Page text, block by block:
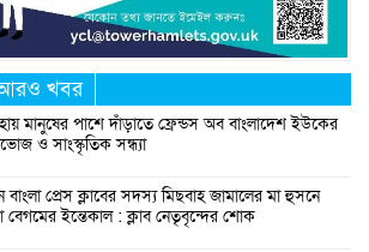
আরও খবর
মানুষের পাশে দাঁড়াতে ফ্রেন্ডস অব বাংলাদেশ ইউকের
ও সাংস্কৃতিক সন্ধ্যা
বাংলা প্রেস ক্লাবের সদস্য মিছবাহ জামালের মা হুসনে
বেগমের ইন্তেকাল : ক্লাব নেতৃবৃন্দের শোক